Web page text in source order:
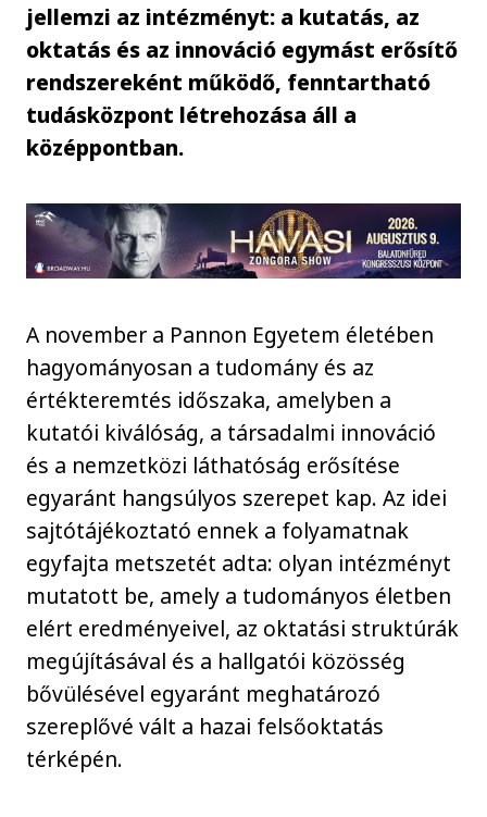
jellemzi az intézményt: a kutatás, az
oktatás és az innováció egymást erősítő
rendszereként működő, fenntartható
tudásközpont létrehozása áll a
középpontban.
A november a Pannon Egyetem életében
hagyományosan a tudomány és az
értékteremtés időszaka, amelyben a
kutatói kiválóság, a társadalmi innováció
és a nemzetközi láthatóság erősítése
egyaránt hangsúlyos szerepet kap. Az idei
sajtótájékoztató ennek a folyamatnak
egyfajta metszetét adta: olyan intézményt
mutatott be, amely a tudományos életben
elért eredményeivel, az oktatási struktúrák
megújításával és a hallgatói közösség
bővülésével egyaránt meghatározó
szereplővé vált a hazai felsőoktatás
térképén.